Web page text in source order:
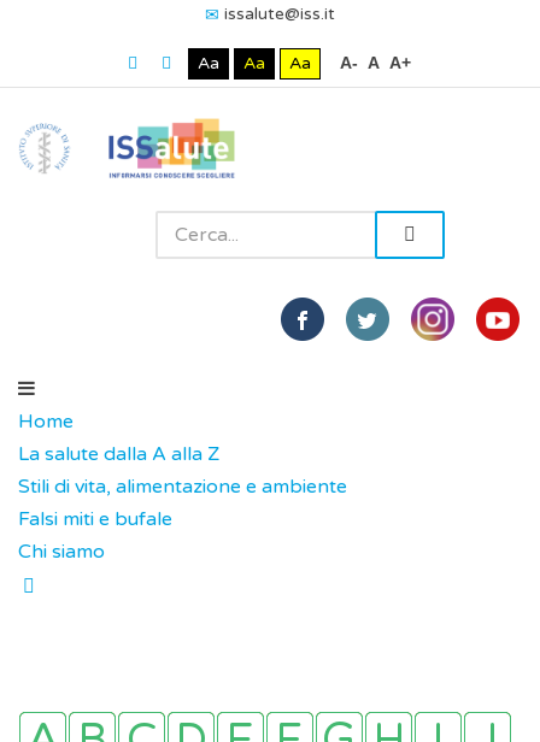
issalute@iss.it
Aa Aa Aa A- A A+
Home
La salute dalla A alla Z
Stili di vita, alimentazione e ambiente
Falsi miti e bufale
Chi siamo